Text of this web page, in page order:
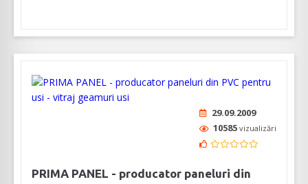
29.09.2009
10585 vizualizări
PRIMA PANEL - producator paneluri din